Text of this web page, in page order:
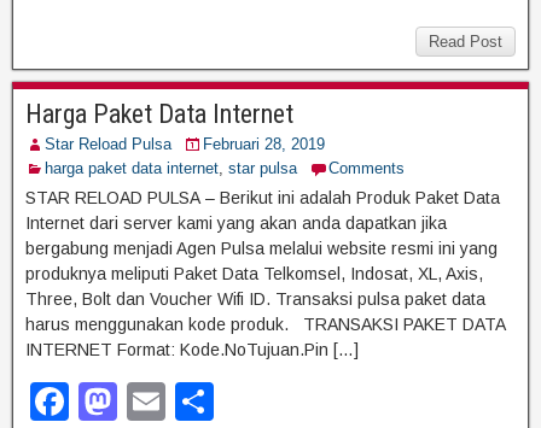
e
b
o
o
k
o
d
o
n
e
Read Post
Harga Paket Data Internet
Star Reload Pulsa
Februari 28, 2019
harga paket data internet star pulsa Comments
STAR RELOAD PULSA – Berikut ini adalah Produk Paket Data
Internet dari server kami yang akan anda dapatkan jika
bergabung menjadi Agen Pulsa melalui website resmi ini yang
produknya meliputi Paket Data Telkomsel, Indosat, XL, Axis,
Three, Bolt dan Voucher Wifi ID. Transaksi pulsa paket data
harus menggunakan kode produk. TRANSAKSI PAKET DATA
INTERNET Format: Kode.NoTujuan.Pin […]
F
M
E